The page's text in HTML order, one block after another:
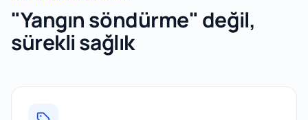
"Yangın söndürme" değil,
sürekli sağlık